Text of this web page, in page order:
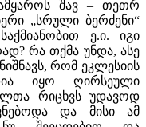
შავ – თეთრ
„სრული ბერძენი“
ე.ი. იგი
რა თქმა უნდა, ასე
რომ ეკლესიის
იყო ღირსეული
რიცხვს უდავოდ
და მისი ამ